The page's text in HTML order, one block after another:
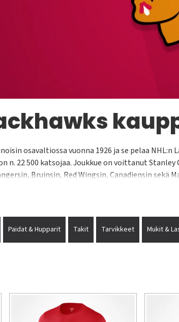
osavaltiossa vuonna 1926 ja se pelaa
22 500 katsojaa. Joukkue on voittanut Stanley
Bruinsin, Red Wingsin, Canadiensin sekä
Paidat & Hupparit Takit Tarvikkeet Mukit &